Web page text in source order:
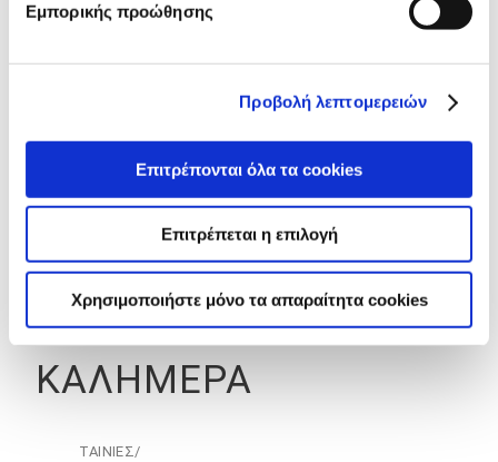
Εμπορικής προώθησης
Προβολή λεπτομερειών
Επιτρέπονται όλα τα cookies
Επιτρέπεται η επιλογή
Χρησιμοποιήστε μόνο τα απαραίτητα cookies
GOODY
MORNING
H
ΣΤΙΓΜΗ
ΠΟΥ Η
ΜΕΡΑ
ΓΙΝΕΤΑΙ
ΚΑΛΗΜΕΡΑ
ΤΑΙΝΙΕΣ/